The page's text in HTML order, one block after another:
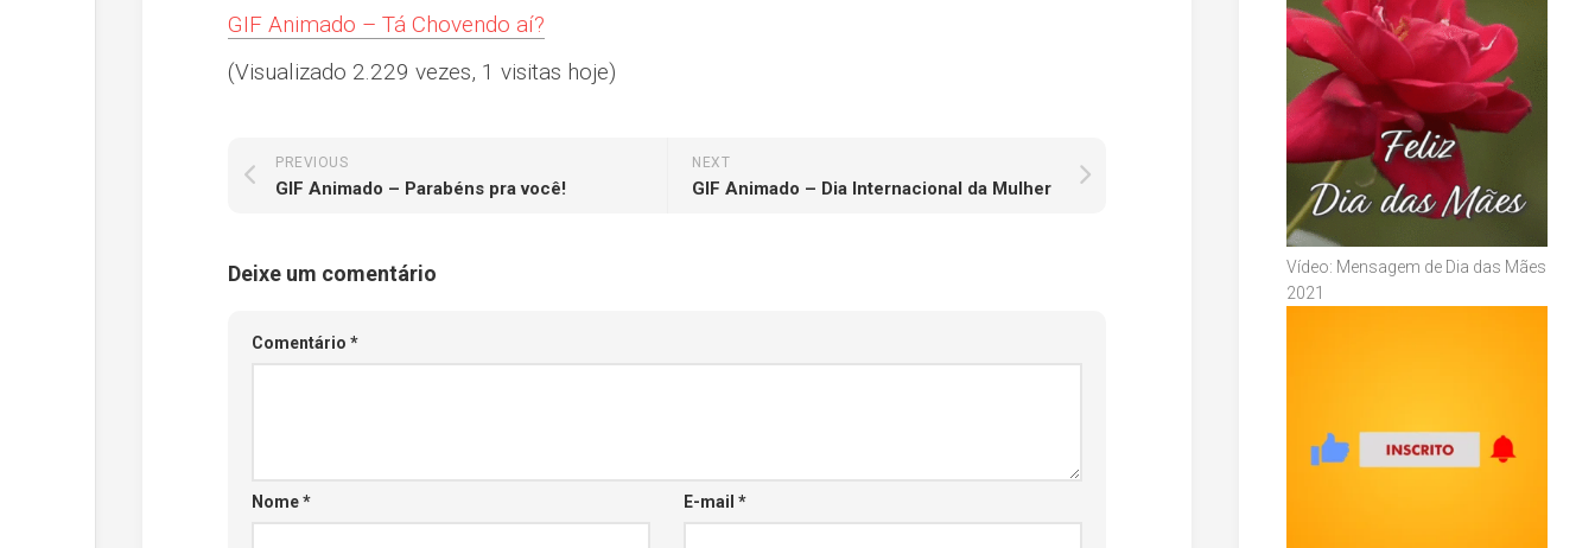
GIF Animado – Tá Chovendo aí?
(Visualizado 2.229 vezes, 1 visitas hoje)
NEXT
GIF Animado – Dia Internacional da Mulher
PREVIOUS
GIF Animado – Parabéns pra você!
Deixe um comentário
Comentário *
Nome* E-mail *
Vídeo: Mensagem de Dia das Mães
2021